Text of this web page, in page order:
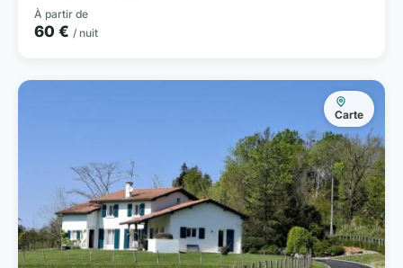
À partir de
60 € / nuit
Carte